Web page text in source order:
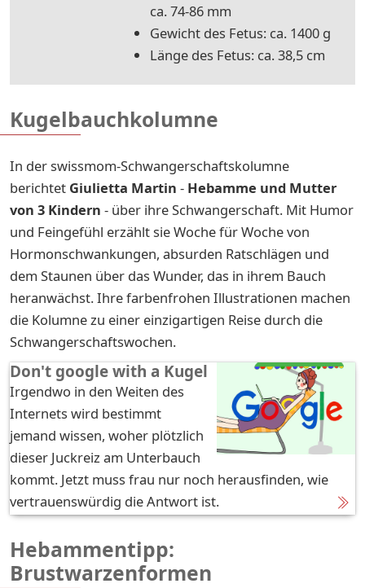
ca. 74-86 mm
Gewicht des Fetus: ca. 1400 g
Länge des Fetus: ca. 38,5 cm
Kugelbauchkolumne
In der swissmom-Schwangerschaftskolumne
berichtet Giulietta Martin - Hebamme und Mutter
von 3 Kindern - über ihre Schwangerschaft. Mit Humor
und Feingefühl erzählt sie Woche für Woche von
Hormonschwankungen, absurden Ratschlägen und
dem Staunen über das Wunder, das in ihrem Bauch
heranwächst. Ihre farbenfrohen Illustrationen machen
die Kolumne zu einer einzigartigen Reise durch die
Schwangerschaftswochen.
Don't google with a Kugel
Irgendwo in den Weiten des
Internets wird bestimmt
jemand wissen, woher plötzlich
dieser Juckreiz am Unterbauch
kommt. Jetzt muss frau nur noch herausfinden, wie
vertrauenswürdig die Antwort ist.
Hebammentipp:
Brustwarzenformen